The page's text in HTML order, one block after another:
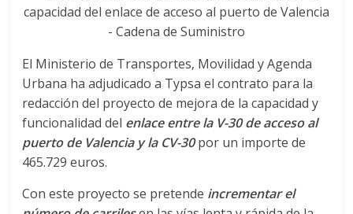
a
–
T
El Ministerio de Transportes, Movilidad y Agenda
Urbana ha adjudicado a Typsa el contrato para la
redacción del proyecto de mejora de la capacidad y
funcionalidad del enlace entre la V-30 de acceso al
puerto de Valencia y la CV-30por un importe de
465.729 euros.
Con este proyecto se pretende incrementar el